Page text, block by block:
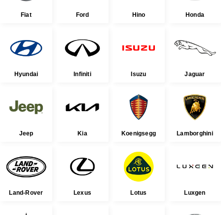
Fiat Ford Hino Honda
Hyundai Infiniti Isuzu Jaguar
Jeep Kia Koenigsegg Lamborghini
Land-Rover Lexus Lotus Luxgen